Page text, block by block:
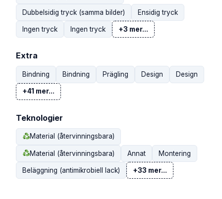
Dubbelsidig tryck (samma bilder) Ensidig tryck
Ingen tryck Ingen tryck +3 mer...
Extra
Bindning Bindning Prägling Design Design
+41 mer...
Teknologier
Material (återvinningsbara)
Material (återvinningsbara) Annat Montering
Beläggning (antimikrobiell lack) +33 mer...